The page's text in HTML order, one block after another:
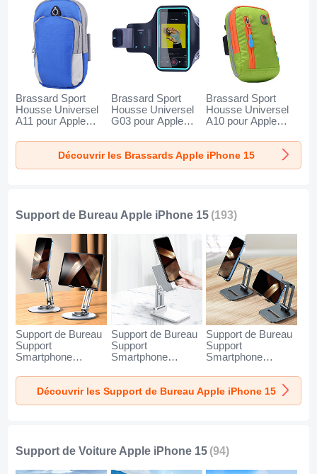
Brassard Sport
Housse Universel
A11 pour Apple
Brassard Sport
Housse Universel
G03 pour Apple
Brassard Sport
Housse Universel
A10 pour Apple
Découvrir les Brassards Apple iPhone 15
Support de Bureau Apple iPhone 15 (193)
Support de Bureau
Support
Smartphone
Apple iPhone 15
Argent
Support de Bureau
Support
Smartphone
Apple iPhone 15
Blanc
Support de Bureau
Support
Smartphone
Apple iPhone 15
Noir
Découvrir les Support de Bureau Apple iPhone 15
Support de Voiture Apple iPhone 15 (94)